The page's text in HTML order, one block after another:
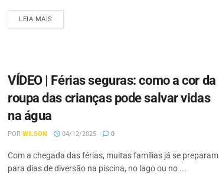
LEIA MAIS
VÍDEO | Férias seguras: como a cor da
roupa das crianças pode salvar vidas
na água
POR WILSON 04/12/2025 0
Com a chegada das férias, muitas famílias já se preparam
para dias de diversão na piscina, no lago ou no ...